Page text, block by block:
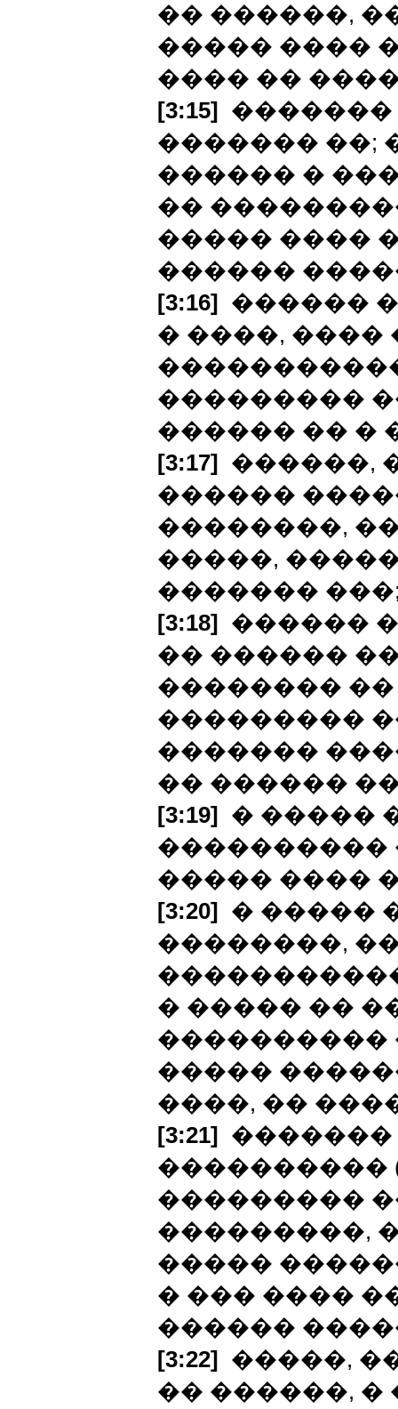
�� ������,
����� ����
���� ��
[3:15] �������
������� ��;
������ �
��
����� ����
������
[3:16] ������
� ����, ����
���������
������ �� �
[3:17] ������,
������
��������,
�����,
�������
[3:18] ������
�� ������
��������
���������
�������
�� ������
[3:19] � �����
����������
����� ����
[3:20] � �����
��������,
� ����� ��
����������
�����
����, ��
[3:21] �������
����������
���������
���������,
�����
� ��� ����
������
[3:22] �����,
�� ������, �